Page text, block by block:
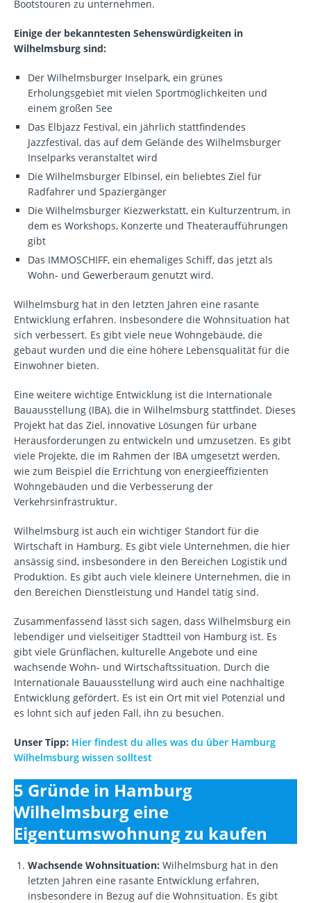
Bootstouren zu unternehmen.
Einige der bekanntesten Sehenswürdigkeiten in
Wilhelmsburg sind:
Der Wilhelmsburger Inselpark, ein grünes
Erholungsgebiet mit vielen Sportmöglichkeiten und
einem großen See
Das Elbjazz Festival, ein jährlich stattfindendes
Jazzfestival, das auf dem Gelände des Wilhelmsburger
Inselparks veranstaltet wird
Die Wilhelmsburger Elbinsel, ein beliebtes Ziel für
Radfahrer und Spaziergänger
Die Wilhelmsburger Kiezwerkstatt, ein Kulturzentrum, in
dem es Workshops, Konzerte und Theateraufführungen
gibt
Das IMMOSCHIFF, ein ehemaliges Schiff, das jetzt als
Wohn- und Gewerberaum genutzt wird.
Wilhelmsburg hat in den letzten Jahren eine rasante
Entwicklung erfahren. Insbesondere die Wohnsituation hat
sich verbessert. Es gibt viele neue Wohngebäude, die
gebaut wurden und die eine höhere Lebensqualität für die
Einwohner bieten.
Eine weitere wichtige Entwicklung ist die Internationale
Bauausstellung (IBA), die in Wilhelmsburg stattfindet. Dieses
Projekt hat das Ziel, innovative Lösungen für urbane
Herausforderungen zu entwickeln und umzusetzen. Es gibt
viele Projekte, die im Rahmen der IBA umgesetzt werden,
wie zum Beispiel die Errichtung von energieeffizienten
Wohngebäuden und die Verbesserung der
Verkehrsinfrastruktur.
Wilhelmsburg ist auch ein wichtiger Standort für die
Wirtschaft in Hamburg. Es gibt viele Unternehmen, die hier
ansässig sind, insbesondere in den Bereichen Logistik und
Produktion. Es gibt auch viele kleinere Unternehmen, die in
den Bereichen Dienstleistung und Handel tätig sind.
Zusammenfassend lässt sich sagen, dass Wilhelmsburg ein
lebendiger und vielseitiger Stadtteil von Hamburg ist. Es
gibt viele Grünflächen, kulturelle Angebote und eine
wachsende Wohn- und Wirtschaftssituation. Durch die
Internationale Bauausstellung wird auch eine nachhaltige
Entwicklung gefördert. Es ist ein Ort mit viel Potenzial und
es lohnt sich auf jeden Fall, ihn zu besuchen.
Unser Tipp: Hier findest du alles was du über Hamburg
Wilhelmsburg wissen solltest
5 Gründe in Hamburg
Wilhelmsburg eine
Eigentumswohnung zu kaufen
Wachsende Wohnsituation: Wilhelmsburg hat in den
letzten Jahren eine rasante Entwicklung erfahren,
insbesondere in Bezug auf die Wohnsituation. Es gibt